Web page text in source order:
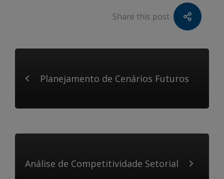
Share this post
Planejamento de Cenários Futuros
Análise de Competitividade Setorial